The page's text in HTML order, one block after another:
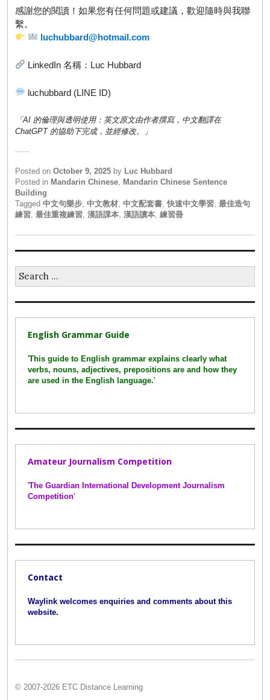
感謝您的閱讀！如果您有任何問題或建議，歡迎隨時與我聯
繫。
luchubbard@hotmail.com
LinkedIn 名稱：Luc Hubbard
luchubbard (LINE ID)
「AI 的倫理與透明使用：英文原文由作者撰寫，中文翻譯在
ChatGPT 的協助下完成，並經修改。」
Posted on October 9, 2025 by Luc Hubbard
Posted in Mandarin Chinese Mandarin Chinese Sentence
Building
Tagged 中文句樂步 中文教材 中文配套書 ,快速中文學習 最佳造句
練習 最佳重複練習 漢語課本 漢語讀本 練習冊
for:
English Grammar Guide
'This guide to English grammar explains clearly what
verbs, nouns, adjectives, prepositions are and how they
are used in the English language.'
Amateur Journalism Competition
'The Guardian International Development Journalism
Competition'
Contact
Waylink welcomes enquiries and comments about this
website.
© 2007-2026 ETC Distance Learning